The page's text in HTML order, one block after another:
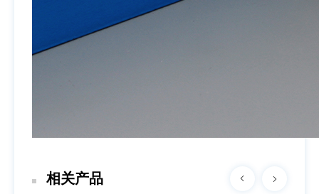
相关产品